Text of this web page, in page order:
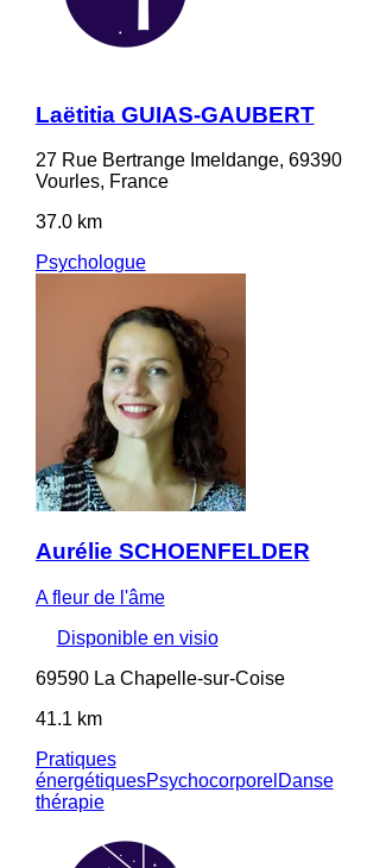
Laëtitia GUIAS-GAUBERT
27 Rue Bertrange Imeldange, 69390
Vourles, France
37.0 km
Psychologue
Aurélie SCHOENFELDER
A fleur de l'âme
Disponible en visio
69590 La Chapelle-sur-Coise
41.1 km
Pratiques
énergétiquesPsychocorporel Danse
thérapie